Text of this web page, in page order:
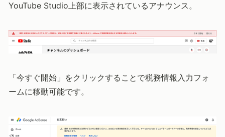
YouTube Studio上部に表示されているアナウンス。
「今すぐ開始」をクリックすることで税務情報入力フォ
ームに移動可能です。